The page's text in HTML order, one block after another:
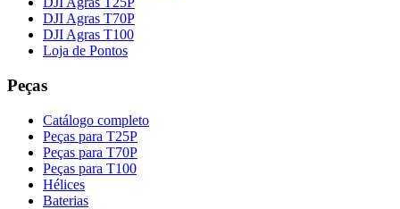
DJI Agras T70P
DJI Agras T100
Loja de Pontos
Peças
Catálogo completo
Peças para T25P
Peças para T70P
Peças para T100
Hélices
Baterias